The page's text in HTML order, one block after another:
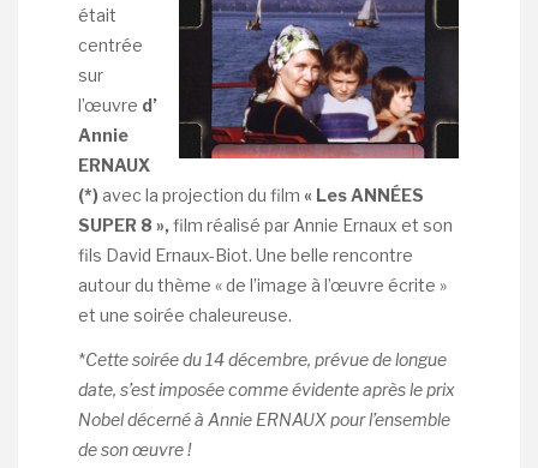
était
centrée
sur
l’œuvre d’
Annie
ERNAUX
(*) avec la projection du film « Les ANNÉES
SUPER 8 »,film réalisé par Annie Ernaux et son
fils David Ernaux-Biot. Une belle rencontre
autour du thème « de l’image à l’œuvre écrite »
et une soirée chaleureuse.
*Cette soirée du 14 décembre, prévue de longue
date, s’est imposée comme évidente après le prix
Nobel décerné à Annie ERNAUX pour l’ensemble
de son œuvre !